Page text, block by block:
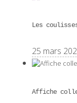
Les
25 mars
Affiche